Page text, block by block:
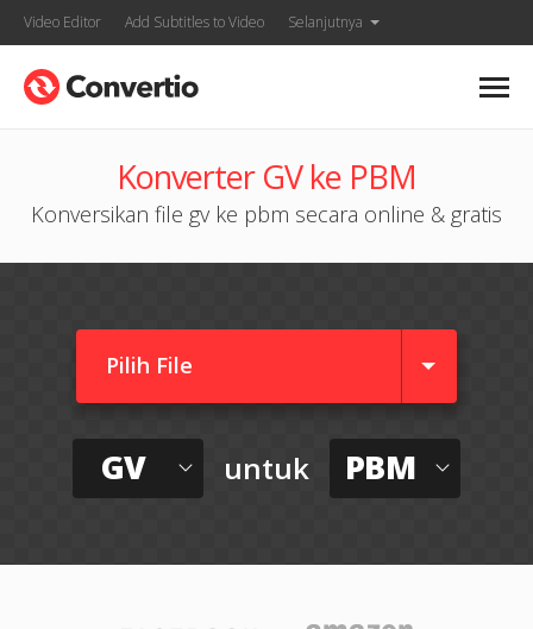
Video Editor Add Subtitles to Video Selanjutnya
Konverter GV ke PBM
Konversikan file gv ke pbm secara online & gratis
Pilih File
GV untuk PBM